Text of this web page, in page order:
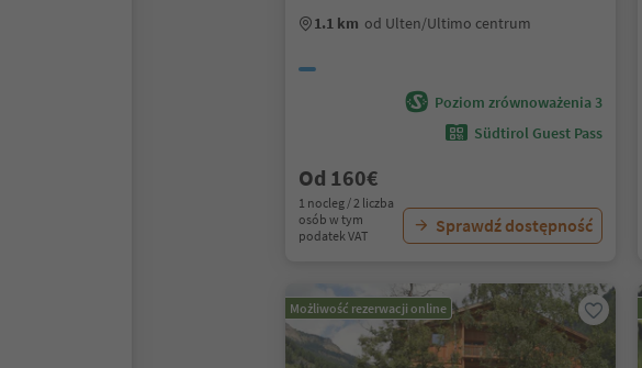
1.1 km od Ulten/Ultimo centrum
Poziom zrównoważenia 3
Südtirol Guest Pass
Od 160€
1 nocleg / 2 liczba
osób w tym
podatek VAT
Sprawdź dostępność
Możliwość rezerwacji online